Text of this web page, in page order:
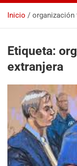
Inicio organización
Etiqueta:
extranjera